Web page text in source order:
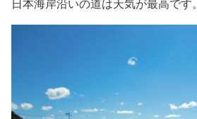
日本海岸沿いの道は天気が最高です。